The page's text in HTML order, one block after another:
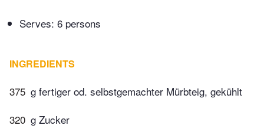
Serves: 6 persons
INGREDIENTS
375 g fertiger od. selbstgemachter Mürbteig, gekühlt
320 g Zucker